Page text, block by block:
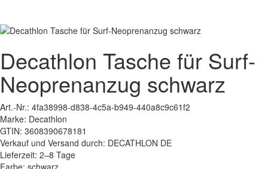
Decathlon Tasche für Surf-
Neoprenanzug schwarz
Art.-Nr.: 4fa38998-d838-4c5a-b949-440a8c9c61f2
Marke: Decathlon
GTIN: 3608390678181
Verkauf und Versand durch: DECATHLON DE
Lieferzeit: 2–8 Tage
Farbe: schwarz